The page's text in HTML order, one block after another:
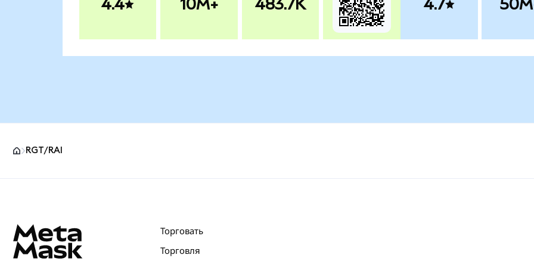
4.4 10M+ 483.7K 4.7
RGT/RAI
Торговать
Торговля